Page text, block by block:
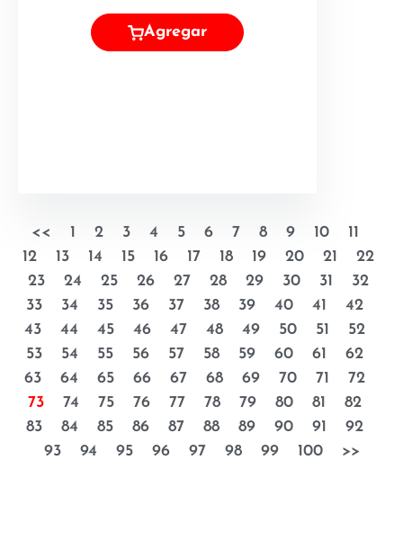
Agregar
<< 1 2 3 4 5 6 7 8 9 10
11
12
13 14 15 16 17 18 19 20 21
22
23
24 25 26 27 28 29 30 31
32
33
34 35 36 37 38 39 40 41
42
43
44 45 46 47 48 49 50 51
52
53
54 55 56 57 58 59 60 61
62
63
64 65 66 67 68 69 70 71
72
73
74 75 76 77 78 79 80 81
82
83
84 85 86 87 88 89 90 91
92
93
94 95 96 97 98 99 100 >>